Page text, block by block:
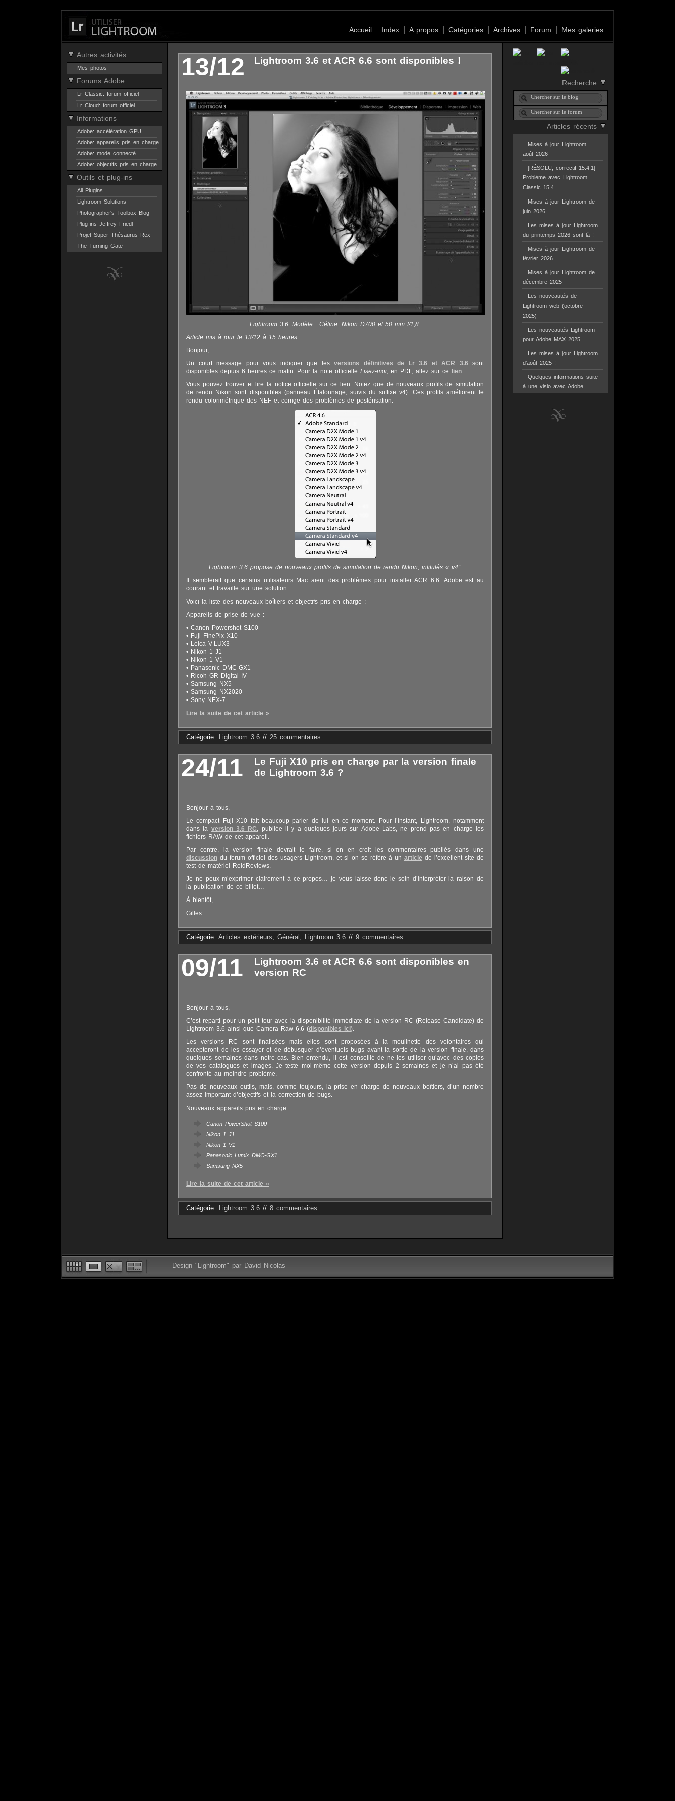
Accueil Index A propos Catégories Archives Forum Mes galeries
Autres activités
Mes photos
Forums Adobe
Lr Classic: forum officiel
Lr Cloud: forum officiel
Informations
Adobe: accélération GPU
Adobe: appareils pris en charge
Adobe: mode connecté
Adobe: objectifs pris en charge
Outils et plug-ins
All Plugins
Lightroom Solutions
Photographer's Toolbox Blog
Plug-ins Jeffrey Friedl
Projet Super Thésaurus Rex
The Turning Gate
Recherche
Articles récents
Mises à jour Lightroom
août 2026
[RÉSOLU, correctif 15.4.1]
Problème avec Lightroom
Classic 15.4
Mises à jour Lightroom de
juin 2026
Les mises à jour Lightroom
du printemps 2026 sont là !
Mises à jour Lightroom de
février 2026
Mises à jour Lightroom de
décembre 2025
Les nouveautés de
Lightroom web (octobre
2025)
Les nouveautés Lightroom
pour Adobe MAX 2025
Les mises à jour Lightroom
d’août 2025 !
Quelques informations suite
à une visio avec Adobe
13/12 Lightroom 3.6 et ACR 6.6 sont disponibles !
Lightroom 3.6. Modèle : Céline. Nikon D700 et 50 mm f/1,8.
Article mis à jour le 13/12 à 15 heures.
Bonjour,
Un court message pour vous indiquer que les versions définitives de Lr 3.6 et ACR 3.6 sont
disponibles depuis 6 heures ce matin. Pour la note officielle Lisez-moi, en PDF, allez sur ce lien.
Vous pouvez trouver et lire la notice officielle sur ce lien. Notez que de nouveaux profils de simulation
de rendu Nikon sont disponibles (panneau Étalonnage, suivis du suffixe v4). Ces profils améliorent le
rendu colorimétrique des NEF et corrige des problèmes de postérisation.
Lightroom 3.6 propose de nouveaux profils de simulation de rendu Nikon, intitulés « v4″.
Il semblerait que certains utilisateurs Mac aient des problèmes pour installer ACR 6.6. Adobe est au
courant et travaille sur une solution.
Voici la liste des nouveaux boîtiers et objectifs pris en charge :
Appareils de prise de vue :
• Canon Powershot S100
• Fuji FinePix X10
• Leica V-LUX3
• Nikon 1 J1
• Nikon 1 V1
• Panasonic DMC-GX1
• Ricoh GR Digital IV
• Samsung NX5
• Samsung NX2020
• Sony NEX-7
Lire la suite de cet article »
Catégorie: Lightroom 3.6 // 25 commentaires
24/11
Le Fuji X10 pris en charge par la version finale
de Lightroom 3.6 ?
Bonjour à tous,
Le compact Fuji X10 fait beaucoup parler de lui en ce moment. Pour l’instant, Lightroom, notamment
dans la version 3.6 RC, publiée il y a quelques jours sur Adobe Labs, ne prend pas en charge les
fichiers RAW de cet appareil.
Par contre, la version finale devrait le faire, si on en croit les commentaires publiés dans une
discussion du forum officiel des usagers Lightroom, et si on se réfère à un article de l’excellent site de
test de matériel ReidReviews.
Je ne peux m’exprimer clairement à ce propos… je vous laisse donc le soin d’interpréter la raison de
la publication de ce billet…
À bientôt,
Gilles.
Catégorie: Articles extérieurs, Général , Lightroom 3.6 // 9 commentaires
09/11
Lightroom 3.6 et ACR 6.6 sont disponibles en
version RC
Bonjour à tous,
C’est reparti pour un petit tour avec la disponibilité immédiate de la version RC (Release Candidate) de
Lightroom 3.6 ainsi que Camera Raw 6.6 (disponibles ici).
Les versions RC sont finalisées mais elles sont proposées à la moulinette des volontaires qui
accepteront de les essayer et de débusquer d’éventuels bugs avant la sortie de la version finale, dans
quelques semaines dans notre cas. Bien entendu, il est conseillé de ne les utiliser qu’avec des copies
de vos catalogues et images. Je teste moi-même cette version depuis 2 semaines et je n’ai pas été
confronté au moindre problème.
Pas de nouveaux outils, mais, comme toujours, la prise en charge de nouveaux boîtiers, d’un nombre
assez important d’objectifs et la correction de bugs.
Nouveaux appareils pris en charge :
Canon PowerShot S100
Nikon 1 J1
Nikon 1 V1
Panasonic Lumix DMC-GX1
Samsung NX5
Lire la suite de cet article »
Catégorie: Lightroom 3.6 // 8 commentaires
Design "Lightroom" par David Nicolas